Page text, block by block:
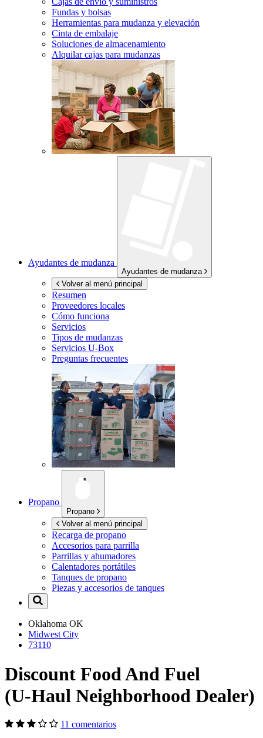
Fundas y bolsas
Herramientas para mudanza y elevación
Cinta de embalaje
Soluciones de almacenamiento
Alquilar cajas para mudanzas
Ayudantes de mudanza
Ayudantes de mudanza
Volver al menú principal
Resumen
Proveedores locales
Cómo funciona
Servicios
Tipos de mudanzas
Servicios U-Box
Preguntas frecuentes
Propano
Propano
Volver al menú principal
Recarga de propano
Accesorios para parrilla
Parrillas y ahumadores
Calentadores portátiles
Tanques de propano
Piezas y accesorios de tanques
Oklahoma OK
Midwest City
73110
Discount Food And Fuel
(U-Haul Neighborhood Dealer)
11 comentarios